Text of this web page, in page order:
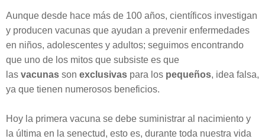
Aunque desde hace más de 100 años, científicos investigan
y producen vacunas que ayudan a prevenir enfermedades
en niños, adolescentes y adultos; seguimos encontrando
que uno de los mitos que subsiste es que
las vacunas son exclusivas para los pequeños, idea falsa,
ya que tienen numerosos beneficios.
Hoy la primera vacuna se debe suministrar al nacimiento y
la última en la senectud, esto es, durante toda nuestra vida